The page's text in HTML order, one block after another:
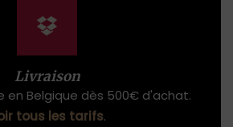
Livraison
en Belgique dès 500€ d'achat.
tous les tarifs.